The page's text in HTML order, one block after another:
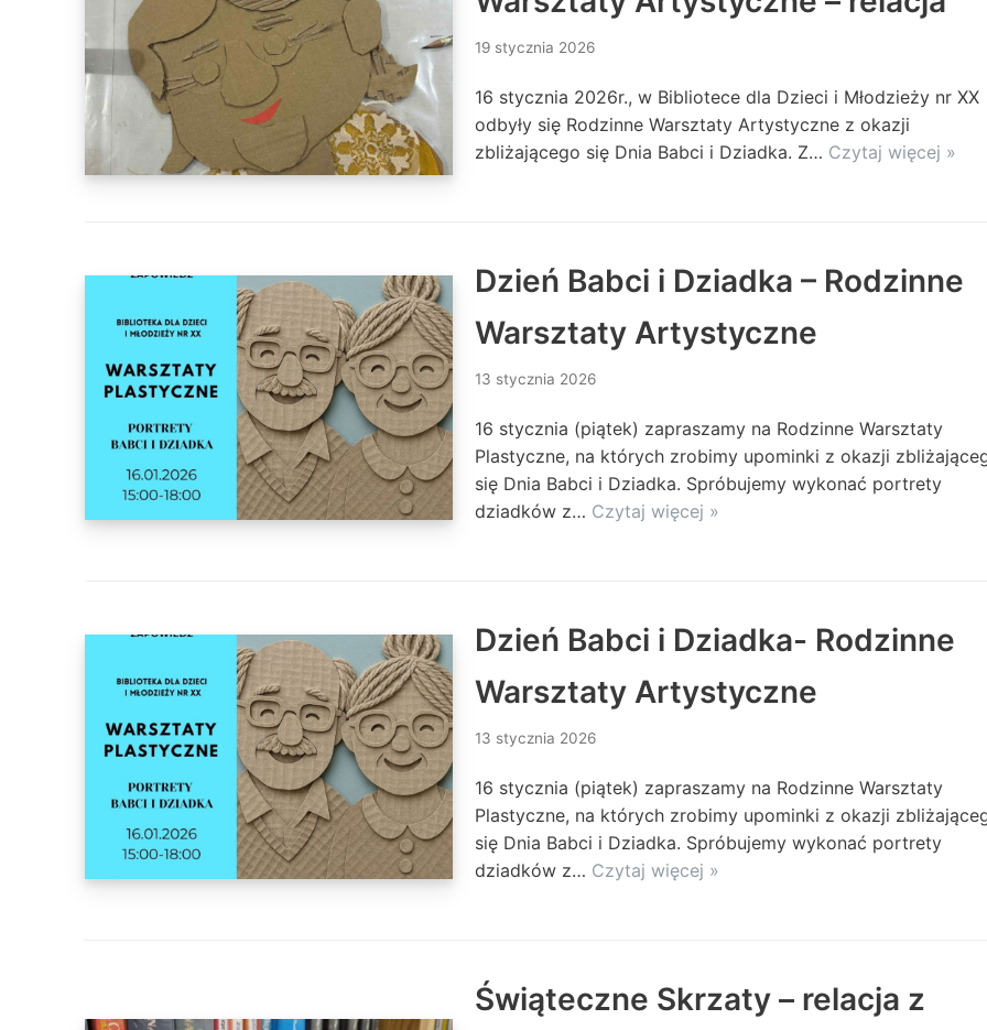
19 stycznia 2026
16 stycznia 2026r., w Bibliotece dla Dzieci i Młodzieży nr XX
odbyły się Rodzinne Warsztaty Artystyczne z okazji
zbliżającego się Dnia Babci i Dziadka. Z… Czytaj więcej »
Dzień Babci i Dziadka – Rodzinne
Warsztaty Artystyczne
13 stycznia 2026
16 stycznia (piątek) zapraszamy na Rodzinne Warsztaty
Plastyczne, na których zrobimy upominki z okazji
się Dnia Babci i Dziadka. Spróbujemy wykonać portrety
dziadków z… Czytaj więcej »
Dzień Babci i Dziadka- Rodzinne
Warsztaty Artystyczne
13 stycznia 2026
16 stycznia (piątek) zapraszamy na Rodzinne Warsztaty
Plastyczne, na których zrobimy upominki z okazji
się Dnia Babci i Dziadka. Spróbujemy wykonać portrety
dziadków z… Czytaj więcej »
Świąteczne Skrzaty – relacja z